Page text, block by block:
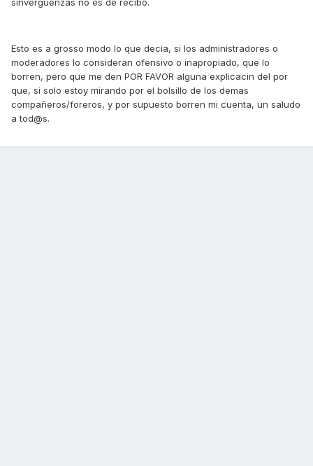
sinverguenzas no es de recibo.
Esto es a grosso modo lo que decia, si los administradores o
moderadores lo consideran ofensivo o inapropiado, que lo
borren, pero que me den POR FAVOR alguna explicacin del por
que, si solo estoy mirando por el bolsillo de los demas
compañeros/foreros, y por supuesto borren mi cuenta, un saludo
a tod@s.